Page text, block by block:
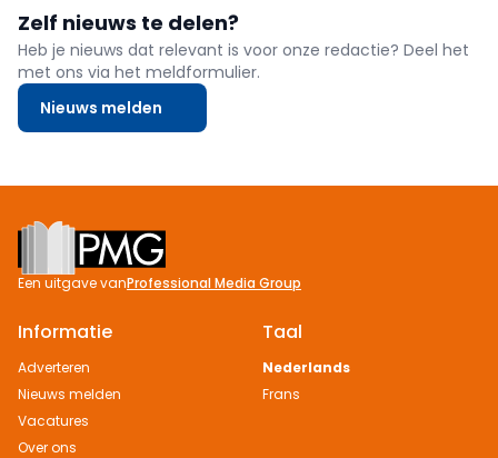
Zelf nieuws te delen?
Heb je nieuws dat relevant is voor onze redactie? Deel het
met ons via het meldformulier.
Nieuws melden
Footer
Een uitgave vanProfessional Media Group
Informatie
Adverteren
Nieuws melden
Vacatures
Over ons
Taal
Nederlands
Frans